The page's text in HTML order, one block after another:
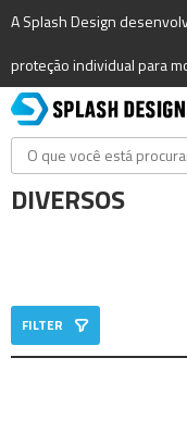
A Splash Design
proteção individual para
DIVERSOS
FILTER